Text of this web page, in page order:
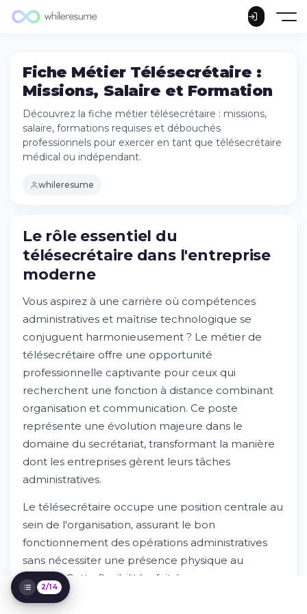
Fiche Métier Télésecrétaire :
Missions, Salaire et Formation
Découvrez la fiche métier télésecrétaire : missions,
salaire, formations requises et débouchés
professionnels pour exercer en tant que télésecrétaire
médical ou indépendant.
whileresume
Le rôle essentiel du télésecrétaire dans
l'entreprise moderne
Essayez Whileresume
et contexte
Missions principales d'une télésecrétaire :
l'essentiel de la fonction
Compétences requises pour exercer ce
Formations et diplômes pour devenir
télésecrétaire
Salaire et rémunération du télésecrétaire
Évolution professionnelle et débouchés
Secteurs d'activité et employeurs
potentiels
Avantages et inconvénients du métier
Langues et compétences transversales
Rejoindre Whileresume pour accélérer
2/14
Le rôle essentiel du
télésecrétaire dans l'entreprise
moderne
Vous aspirez à une carrière où compétences
administratives et maîtrise technologique se
conjuguent harmonieusement ? Le métier de
télésecrétaire offre une opportunité
professionnelle captivante pour ceux qui
recherchent une fonction à distance combinant
organisation et communication. Ce poste
représente une évolution majeure dans le
domaine du secrétariat, transformant la manière
dont les entreprises gèrent leurs tâches
administratives.
Le télésecrétaire occupe une position centrale au
sein de l'organisation, assurant le bon
fonctionnement des opérations administratives
sans nécessiter une présence physique au
bureau. Cette flexibilité a fait émerger une
nouvelle approche du travail professionnel,